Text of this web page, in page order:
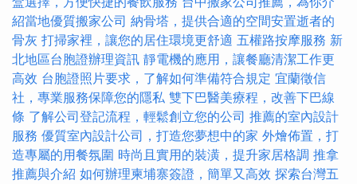
紹當地優質搬家公司 納骨塔，提供合適的空間安置逝者的
骨灰 打掃家裡，讓您的居住環境更舒適 五權路按摩服務 新
北地區台胞證辦理資訊 靜電機的應用，讓餐廳清潔工作更
高效 台胞證照片要求，了解如何準備符合規定 宜蘭徵信
社，專業服務保障您的隱私 雙下巴醫美療程，改善下巴線
條 了解公司登記流程，輕鬆創立您的公司 推薦的室內設計
服務 優質室內設計公司，打造您夢想中的家 外燴佈置，打
造專屬的用餐氛圍 時尚且實用的裝潢，提升家居格調 推拿
推薦與介紹 如何辦理柬埔寨簽證，簡單又高效 探索台灣五